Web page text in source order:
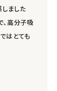
しました
、高分子吸
はとても